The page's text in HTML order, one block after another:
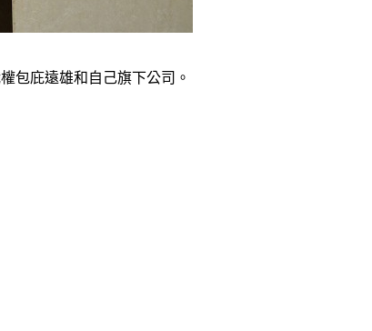
包庇遠雄和自己旗下公司。